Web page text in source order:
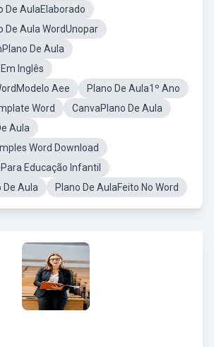
De AulaElaborado
De Aula WordUnopar
De Aula
Inglês
Aee
Plano De Aula1º Ano
Word
CanvaPlano De Aula
Aula
Word Download
Educação Infantil
De Aula
Plano De AulaFeito No Word